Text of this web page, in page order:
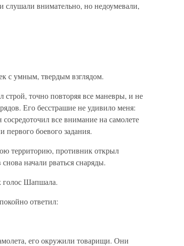
слушали внимательно, но недоумевали,
с умным, твердым взглядом.
точно повторяя все маневры, и не
Его бесстрашие не удивило меня:
сосредоточил все внимание на самолете
боевого задания.
территорию, противник открыл
начали рваться снаряды.
Шапшала.
ответил:
его окружили товарищи. Они